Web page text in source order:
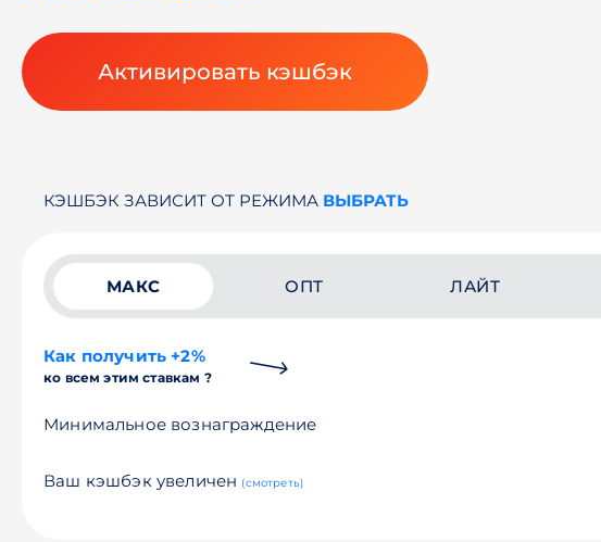
Активировать кэшбэк
КЭШБЭК ЗАВИСИТ ОТ РЕЖИМА ВЫБРАТЬ
МАКС ОПТ ЛАЙТ
Как получить +2%
ко всем этим ставкам ?
Минимальное вознаграждение
Ваш кэшбэк увеличен (смотреть)